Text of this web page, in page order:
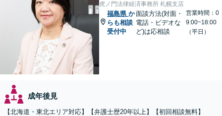
虎ノ門法律経済事務所 札幌支店
福島県 か
らも相談
受付中
面談方法(対面・
電話・ビデオな
ど)は応相談
営業時間：0
9:00~18:00
（平日）
成年後見
【北海道・東北エリア対応】【弁護士歴20年以上】【初回相談無料】